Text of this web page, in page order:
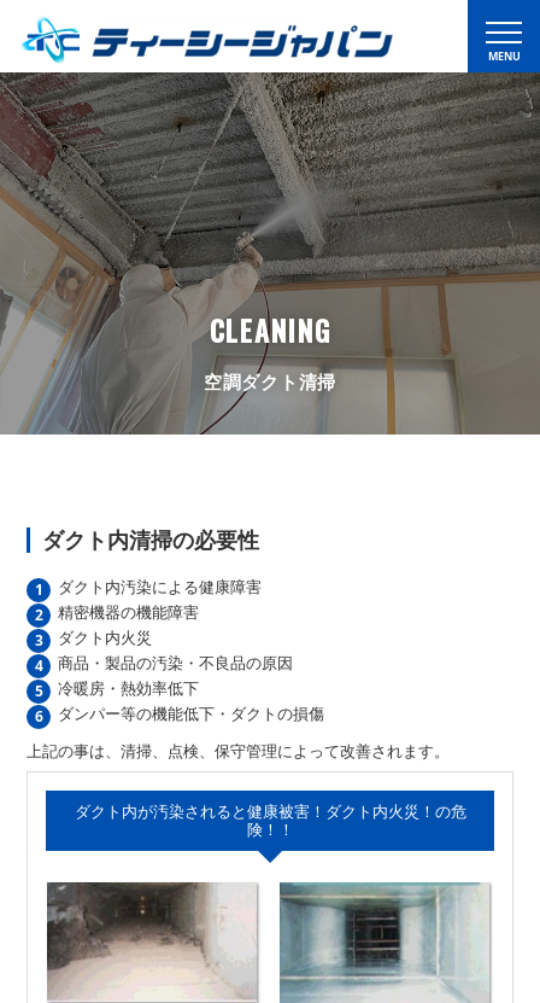
CLEANING
空調ダクト清掃
ダクト内清掃の必要性
ダクト内汚染による健康障害
精密機器の機能障害
ダクト内火災
商品・製品の汚染・不良品の原因
冷暖房・熱効率低下
ダンパー等の機能低下・ダクトの損傷
上記の事は、清掃、点検、保守管理によって改善されます。
ダクト内が汚染されると健康被害！ダクト内火災！の危
険！！